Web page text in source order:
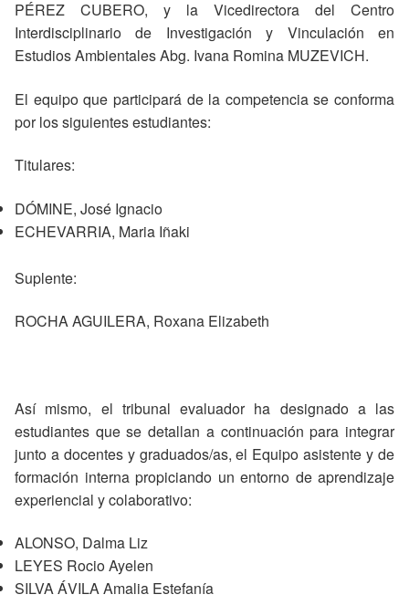
PÉREZ CUBERO, y la Vicedirectora del Centro
Interdisciplinario de Investigación y Vinculación en
Estudios Ambientales Abg. Ivana Romina MUZEVICH.
El equipo que participará de la competencia se conforma
por los siguientes estudiantes:
Titulares:
DÓMINE, José Ignacio
ECHEVARRIA, Maria Iñaki
Suplente:
ROCHA AGUILERA, Roxana Elizabeth
Así mismo, el tribunal evaluador ha designado a las
estudiantes que se detallan a continuación para integrar
junto a docentes y graduados/as, el Equipo asistente y de
formación interna propiciando un entorno de aprendizaje
experiencial y colaborativo:
ALONSO, Dalma Liz
LEYES Rocio Ayelen
SILVA ÁVILA Amalia Estefanía